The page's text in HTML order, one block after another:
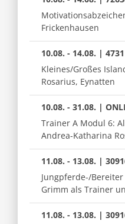
Frickenhausen
10.08. - 14.08. | 4731
Kleines/Großes
Rosarius, Eynatten
10.08. - 31.08. |
Trainer A Modul 6:
Andrea-Katharina
11.08. - 13.08. |
Jungpferde-/
Grimm als Trainer
11.08. - 13.08. |